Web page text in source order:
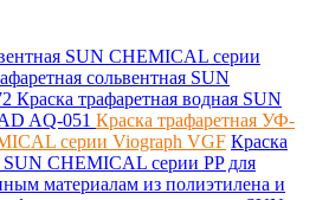
SUN CHEMICAL серии
сольвентная SUN
Краска трафаретная водная SUN
AQ-051 Краска трафаретная УФ-
серии Viograph VGF Краска
SUN CHEMICAL серии PP для
материалам из полиэтилена и